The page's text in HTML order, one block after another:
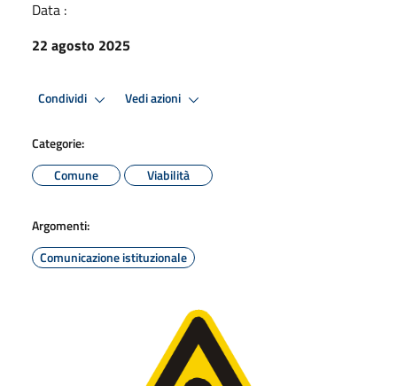
Data :
22 agosto 2025
Condividi Vedi azioni
Categorie:
Comune
Viabilità
Argomenti:
Comunicazione istituzionale